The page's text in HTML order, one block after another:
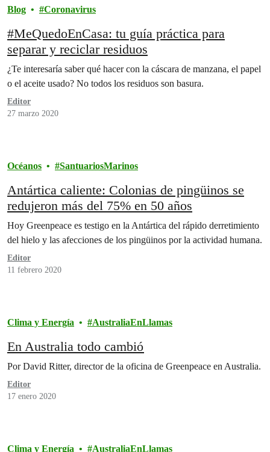
Blog Coronavirus
#MeQuedoEnCasa: tu guía práctica para
separar y reciclar residuos
¿Te interesaría saber qué hacer con la cáscara de manzana, el papel
o el aceite usado? No todos los residuos son basura.
Editor
27 marzo 2020
Océanos SantuariosMarinos
Antártica caliente: Colonias de pingüinos se
redujeron más del 75% en 50 años
Hoy Greenpeace es testigo en la Antártica del rápido derretimiento
del hielo y las afecciones de los pingüinos por la actividad humana.
Editor
11 febrero 2020
Clima y Energía AustraliaEnLlamas
En Australia todo cambió
Por David Ritter, director de la oficina de Greenpeace en Australia.
Editor
17 enero 2020
Clima y Energía AustraliaEnLlamas